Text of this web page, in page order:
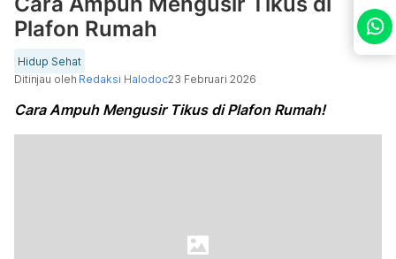
Plafon Rumah
Hidup Sehat
Ditinjau oleh Redaksi Halodoc23 Februari 2026
Cara Ampuh Mengusir Tikus di Plafon Rumah!